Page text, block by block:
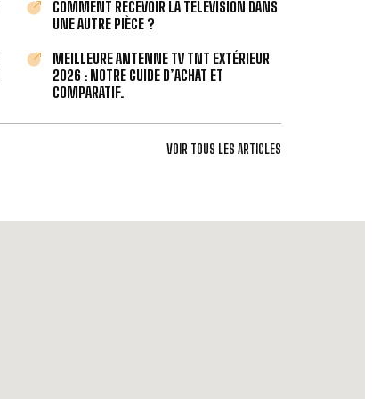
COMMENT RECEVOIR LA TÉLÉVISION DANS
UNE AUTRE PIÈCE ?
MEILLEURE ANTENNE TV TNT EXTÉRIEUR
2026 : NOTRE GUIDE D’ACHAT ET
COMPARATIF.
VOIR TOUS LES ARTICLES